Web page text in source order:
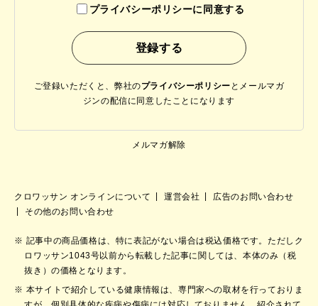
プライバシーポリシーに同意する
ご登録いただくと、弊社のプライバシーポリシー と メールマガ
ジンの配信に同意したことになります
メルマガ解除
クロワッサン オンラインについて 運営会社
広告のお問い合わせ
その他のお問い合わせ
記事中の商品価格は、特に表記がない場合は税込価格です。ただしク
ロワッサン1043号以前から転載した記事に関しては、本体のみ（税
抜き）の価格となります。
本サイトで紹介している健康情報は、専門家への取材を行っておりま